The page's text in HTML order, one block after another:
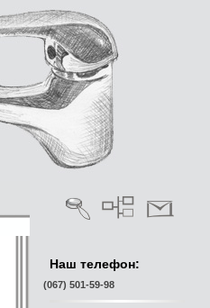
Наш телефон:
(067) 501-59-98